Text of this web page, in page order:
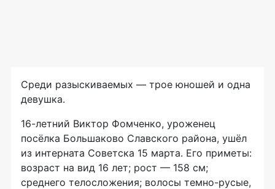
Среди разыскиваемых — трое юношей и одна
девушка.
16-летний Виктор Фомченко, уроженец
посёлка Большаково Славского района, ушёл
из интерната Советска 15 марта. Его приметы:
возраст на вид 16 лет; рост — 158 см;
среднего телосложения; волосы темно-русые,